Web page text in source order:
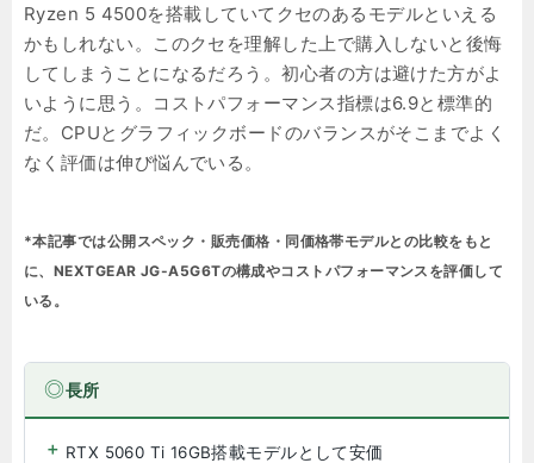
Ryzen 5 4500を搭載していてクセのあるモデルといえる
かもしれない。このクセを理解した上で購入しないと後悔
してしまうことになるだろう。初心者の方は避けた方がよ
いように思う。コストパフォーマンス指標は6.9と標準的
だ。CPUとグラフィックボードのバランスがそこまでよく
なく評価は伸び悩んでいる。
*本記事では公開スペック・販売価格・同価格帯モデルとの比較をもと
に、NEXTGEAR JG-A5G6Tの構成やコストパフォーマンスを評価して
いる。
長所
RTX 5060 Ti 16GB搭載モデルとして安価